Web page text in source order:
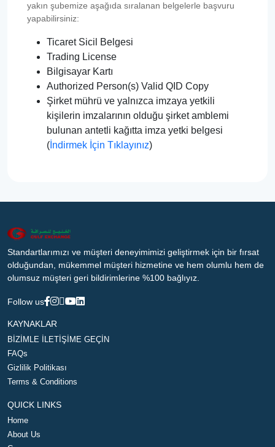
yakın şubemize aşağıda sıralanan belgelerle başvuru
yapabilirsiniz:
Ticaret Sicil Belgesi
Trading License
Bilgisayar Kartı
Authorized Person(s) Valid QID Copy
Şirket mührü ve yalnızca imzaya yetkili
kişilerin imzalarının olduğu şirket amblemi
bulunan antetli kağıtta imza yetki belgesi
( İndirmek İçin Tıklayınız)
Standartlarımızı ve müşteri deneyimimizi geliştirmek için bir fırsat
olduğundan, mükemmel müşteri hizmetine ve hem olumlu hem de
olumsuz müşteri geri bildirimlerine %100 bağlıyız.
Follow us
KAYNAKLAR
BİZİMLE İLETİŞİME GEÇİN
FAQs
Gizlilik Politikası
Terms & Conditions
QUICK LINKS
Home
About Us